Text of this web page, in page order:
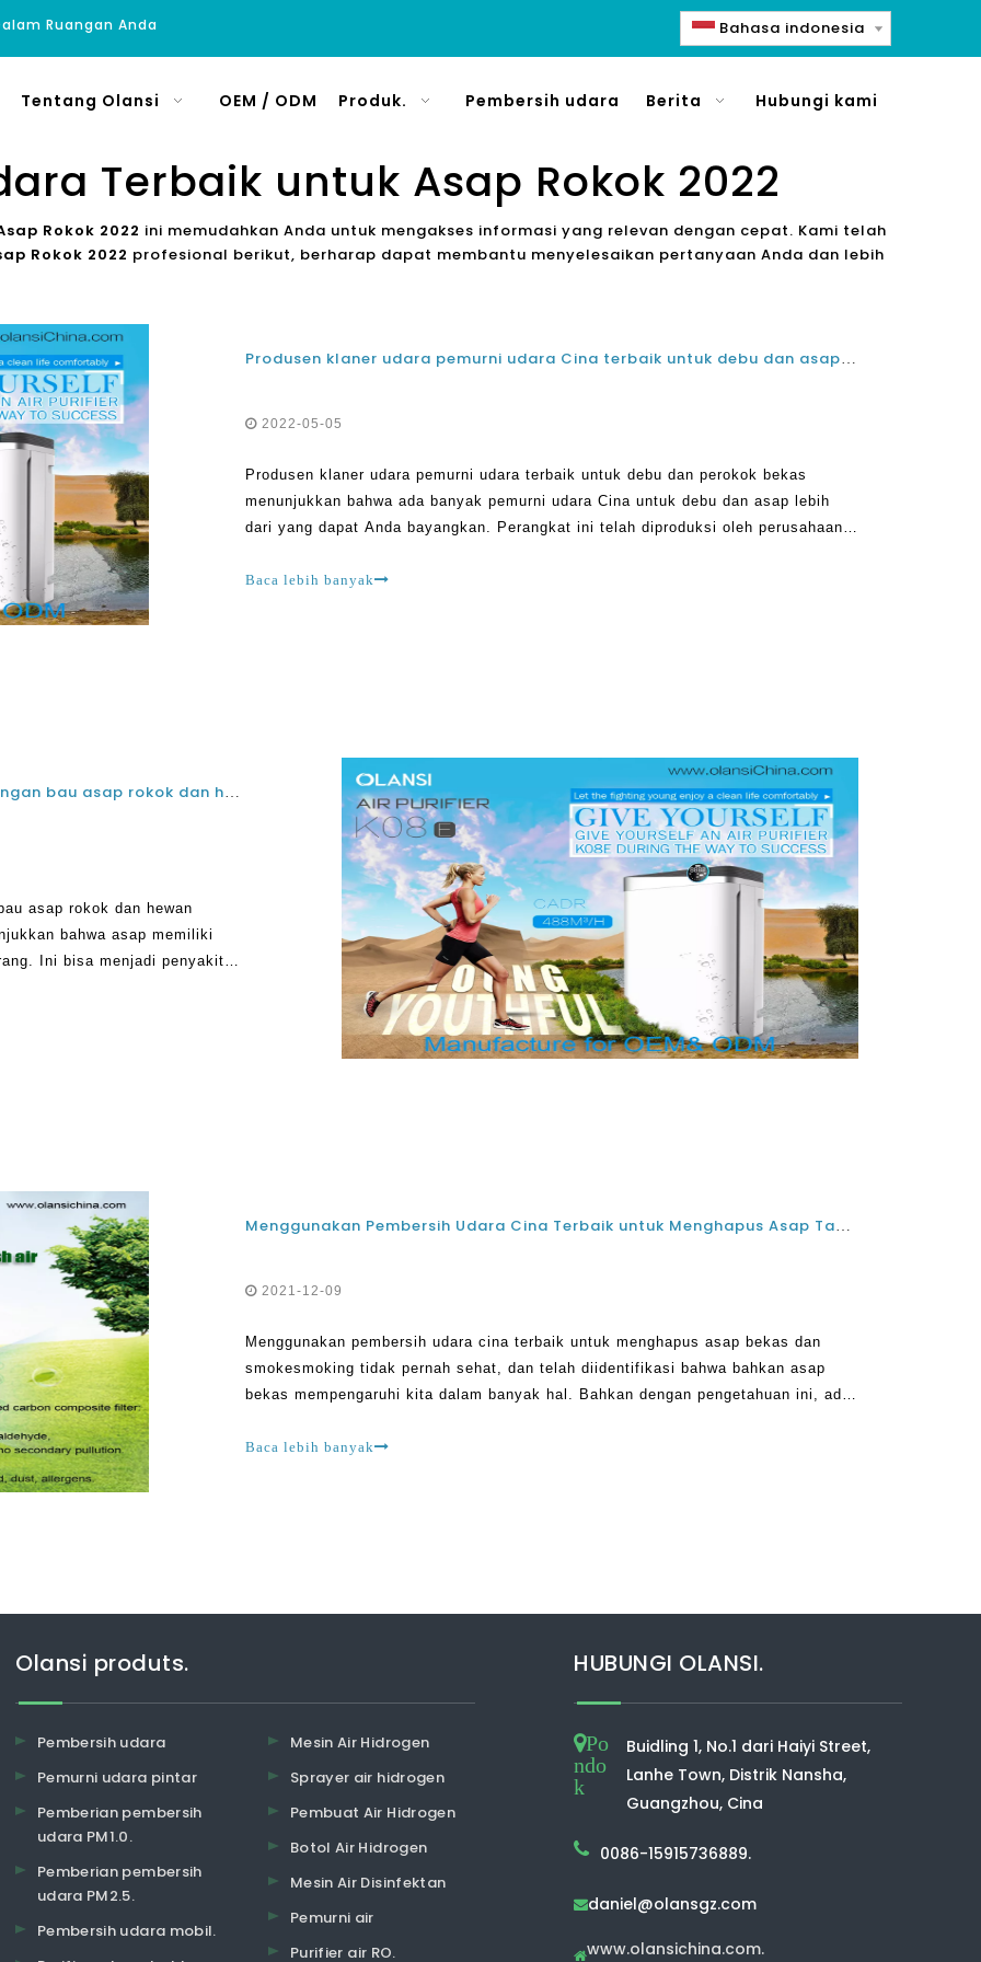
Ruangan Anda Bahasa indonesia
Tentang Olansi OEM / ODM Produk. Pembersih udara Berita Hubungi kami
Terbaik untuk Asap Rokok 2022
Rokok 2022 ini memudahkan Anda untuk mengakses informasi yang relevan dengan cepat. Kami telah
Rokok 2022 profesional berikut, berharap dapat membantu menyelesaikan pertanyaan Anda dan lebih
Produsen klaner udara pemurni udara Cina terbaik untuk debu dan asap tangan kedua
2022-05-05
Produsen klaner udara pemurni udara terbaik untuk debu dan perokok bekas
menunjukkan bahwa ada banyak pemurni udara Cina untuk debu dan asap lebih
dari yang dapat Anda bayangkan. Perangkat ini telah diproduksi oleh perusahaan
Baca lebih banyak
Apa pembersih udara terbaik untuk penghilangan bau asap rokok dan hewan peliharaan di bawah $ 100?
asap rokok dan hewan
bahwa asap memiliki
Ini bisa menjadi penyakit
Menggunakan Pembersih Udara Cina Terbaik untuk Menghapus Asap Tangan Kedua dan Asap Rokok
2021-12-09
Menggunakan pembersih udara cina terbaik untuk menghapus asap bekas dan
smokesmoking tidak pernah sehat, dan telah diidentifikasi bahwa bahkan asap
bekas mempengaruhi kita dalam banyak hal. Bahkan dengan pengetahuan ini, ada
Baca lebih banyak
Olansi produts.
Pembersih udara
Pemurni udara pintar
Pemberian pembersih
udara PM1.0.
Pemberian pembersih
udara PM2.5.
Pembersih udara mobil.
Mesin Air Hidrogen
Sprayer air hidrogen
Pembuat Air Hidrogen
Botol Air Hidrogen
Mesin Air Disinfektan
Pemurni air
Purifier air RO.
HUBUNGI OLANSI.
Po
ndo
k
Buidling 1, No.1 dari Haiyi Street,
Lanhe Town, Distrik Nansha,
Guangzhou, Cina
0086-15915736889.
daniel@olansgz.com
www.olansichina.com.